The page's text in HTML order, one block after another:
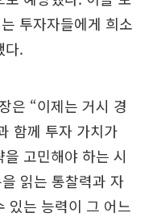
투자자들에게 희소
다.
은 “이제는 거시 경
함께 투자 가치가
고민해야 하는 시
읽는 통찰력과 자
있는 능력이 그 어느